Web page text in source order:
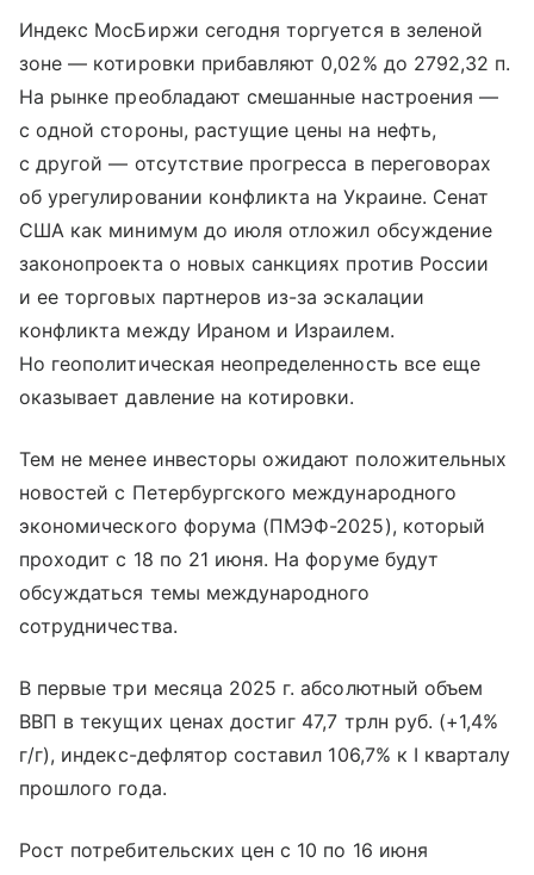
Индекс МосБиржи сегодня торгуется в зеленой
зоне — котировки прибавляют 0,02% до 2792,32 п.
На рынке преобладают смешанные настроения —
с одной стороны, растущие цены на нефть,
с другой — отсутствие прогресса в переговорах
об урегулировании конфликта на Украине. Сенат
США как минимум до июля отложил обсуждение
законопроекта о новых санкциях против России
и ее торговых партнеров из-за эскалации
конфликта между Ираном и Израилем.
Но геополитическая неопределенность все еще
оказывает давление на котировки.
Тем не менее инвесторы ожидают положительных
новостей с Петербургского международного
экономического форума (ПМЭФ-2025), который
проходит с 18 по 21 июня. На форуме будут
обсуждаться темы международного
сотрудничества.
В первые три месяца 2025 г. абсолютный объем
ВВП в текущих ценах достиг 47,7 трлн руб. (+1,4%
г/г), индекс-дефлятор составил 106,7% к I кварталу
прошлого года.
Рост потребительских цен с 10 по 16 июня